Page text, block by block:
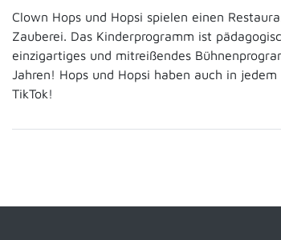
Clown Hops und Hopsi spielen einen
Zauberei. Das Kinderprogramm ist
einzigartiges und mitreißendes
Jahren! Hops und Hopsi haben auch in
TikTok!